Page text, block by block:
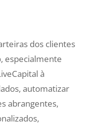
dos clientes
especialmente
à
automatizar
abrangentes,